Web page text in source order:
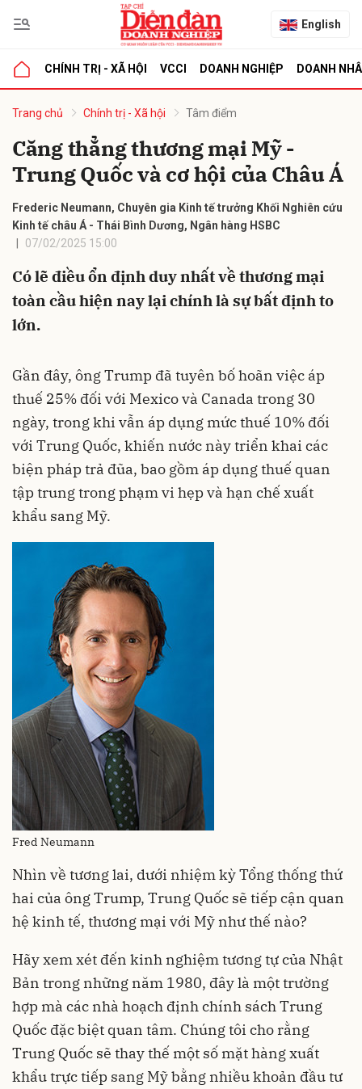
English
CHÍNH TRỊ - XÃ HỘI VCCI DOANH NGHIỆP DOANH
Trang chủ Chính trị - Xã hội Tâm điểm
Căng thẳng thương mại Mỹ -
Trung Quốc và cơ hội của Châu Á
Frederic Neumann, Chuyên gia Kinh tế trưởng Khối Nghiên cứu
Kinh tế châu Á - Thái Bình Dương, Ngân hàng HSBC
07/02/2025 15:00
Có lẽ điều ổn định duy nhất về thương mại
toàn cầu hiện nay lại chính là sự bất định to
lớn.
Gần đây, ông Trump đã tuyên bố hoãn việc áp
thuế 25% đối với Mexico và Canada trong 30
ngày, trong khi vẫn áp dụng mức thuế 10% đối
với Trung Quốc, khiến nước này triển khai các
biện pháp trả đũa, bao gồm áp dụng thuế quan
tập trung trong phạm vi hẹp và hạn chế xuất
khẩu sang Mỹ.
Fred Neumann
Nhìn về tương lai, dưới nhiệm kỳ Tổng thống thứ
hai của ông Trump, Trung Quốc sẽ tiếp cận quan
hệ kinh tế, thương mại với Mỹ như thế nào?
Hãy xem xét đến kinh nghiệm tương tự của Nhật
Bản trong những năm 1980, đây là một trường
hợp mà các nhà hoạch định chính sách Trung
Quốc đặc biệt quan tâm. Chúng tôi cho rằng
Trung Quốc sẽ thay thế một số mặt hàng xuất
khẩu trực tiếp sang Mỹ bằng nhiều khoản đầu tư
luận
Hủy